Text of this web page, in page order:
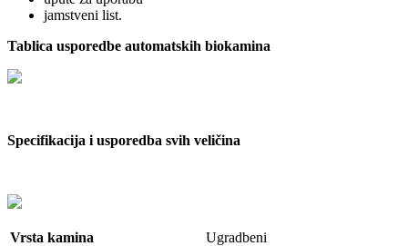
jamstveni list.
Tablica usporedbe automatskih biokamina
Specifikacija i usporedba svih veličina
Vrsta kamina
Ugradbeni